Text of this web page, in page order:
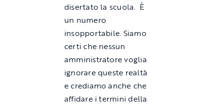
disertato la scuola. È
un numero
insopportabile. Siamo
certi che nessun
amministratore voglia
ignorare queste realtà
e crediamo anche che
affidare i termini della